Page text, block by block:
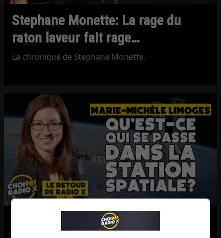
Stephane Monette: La rage du
raton laveur fait rage…
La chronique de Stephane Monette.
Marie-Michèle Limoges: Un